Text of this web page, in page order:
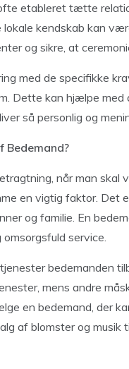
etableret tætte
kendskab kan
og sikre, at
med de specifikke
Dette kan hjælpe med
så personlig og
Bedemand?
når man skal
en vigtig faktor. Det
og familie. En
service.
bedemanden
mens andre
en bedemand, der
af blomster og musik